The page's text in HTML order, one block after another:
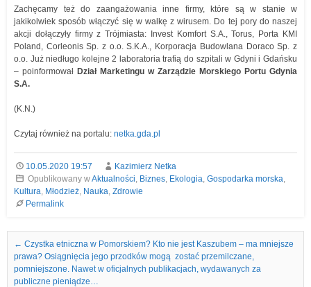
Zachęcamy też do zaangażowania inne firmy, które są w stanie w
jakikolwiek sposób włączyć się w walkę z wirusem. Do tej pory do naszej
akcji dołączyły firmy z Trójmiasta: Invest Komfort S.A., Torus, Porta KMI
Poland, Corleonis Sp. z o.o. S.K.A., Korporacja Budowlana Doraco Sp. z
o.o. Już niedługo kolejne 2 laboratoria trafią do szpitali w Gdyni i Gdańsku
– poinformował Dział Marketingu w Zarządzie Morskiego Portu Gdynia
S.A.
(K.N.)
Czytaj również na portalu: netka.gda.pl
10.05.2020 19:57
Kazimierz Netka
Opublikowany wAktualności, Biznes, Ekologia, Gospodarka morska,
Kultura, Młodzież, Nauka, Zdrowie
Permalink
Nawigacja we wpisach
← Czystka etniczna w Pomorskiem? Kto nie jest Kaszubem – ma mniejsze
prawa? Osiągnięcia jego przodków mogą zostać przemilczane,
pomniejszone. Nawet w oficjalnych publikacjach, wydawanych za
publiczne pieniądze…